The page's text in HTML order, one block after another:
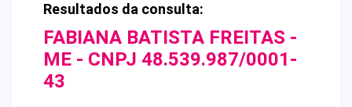
Resultados da consulta:
FABIANA BATISTA FREITAS -
ME - CNPJ 48.539.987/0001-
43